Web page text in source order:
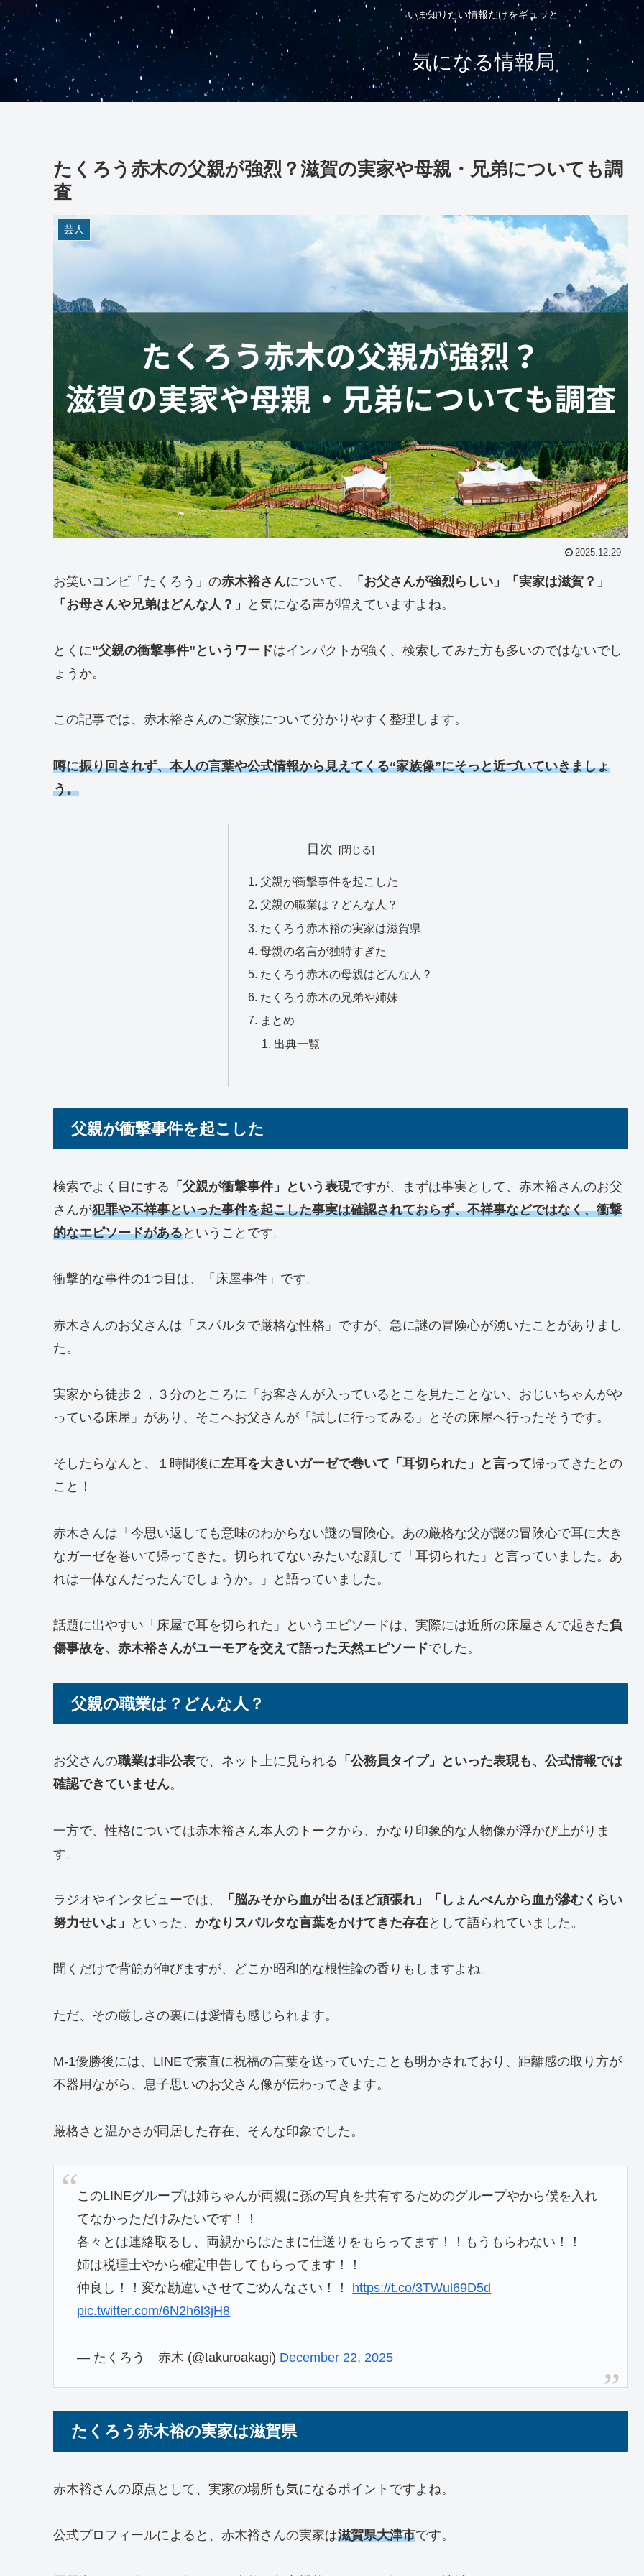
いま知りたい情報だけをギュッと
気になる情報局
たくろう赤木の父親が強烈？滋賀の実家や母親・兄弟についても調
査
芸人
2025.12.29
お笑いコンビ「たくろう」の赤木裕さんについて、
「お父さんが強烈らしい」「実家は滋賀？」
「お母さんや兄弟はどんな人？」
と気になる声が増えていますよね。
とくに“父親の衝撃事件”というワードはインパクトが強く、検索してみた方も多いのではないでし
ょうか。
この記事では、赤木裕さんのご家族について分かりやすく整理します。
噂に振り回されず、本人の言葉や公式情報から見えてくる“家族像”にそっと近づいていきましょ
う。
目次
父親が衝撃事件を起こした
父親の職業は？どんな人？
たくろう赤木裕の実家は滋賀県
母親の名言が独特すぎた
たくろう赤木の母親はどんな人？
たくろう赤木の兄弟や姉妹
まとめ
出典一覧
父親が衝撃事件を起こした
検索でよく目にする 「父親が衝撃事件」という表現ですが、まずは事実として、赤木裕さんのお父
さんが犯罪や不祥事といった事件を起こした事実は確認されておらず、不祥事などではなく、衝撃
的なエピソードがあるということです。
衝撃的な事件の1つ目は、「床屋事件」です。
赤木さんのお父さんは「スパルタで厳格な性格」ですが、急に謎の冒険心が湧いたことがありまし
た。
実家から徒歩２，３分のところに「お客さんが入っているとこを見たことない、おじいちゃんがや
っている床屋」があり、そこへお父さんが「試しに行ってみる」とその床屋へ行ったそうです。
そしたらなんと、１時間後に左耳を大きいガーゼで巻いて「耳切られた」と言って帰ってきたとの
こと！
赤木さんは「今思い返しても意味のわからない謎の冒険心。あの厳格な父が謎の冒険心で耳に大き
なガーゼを巻いて帰ってきた。切られてないみたいな顔して「耳切られた」と言っていました。あ
れは一体なんだったんでしょうか。」と語っていました。
話題に出やすい「床屋で耳を切られた」というエピソードは、実際には近所の床屋さんで起きた負
傷事故を、赤木裕さんがユーモアを交えて語った天然エピソードでした。
父親の職業は？どんな人？
お父さんの職業は非公表で、ネット上に見られる 「公務員タイプ」といった表現も、公式情報では
確認できていません。
一方で、性格については赤木裕さん本人のトークから、かなり印象的な人物像が浮かび上がりま
す。
ラジオやインタビューでは、
「脳みそから血が出るほど頑張れ」「しょんべんから血が滲むくらい
努力せいよ」
といった、 かなりスパルタな言葉をかけてきた存在として語られていました。
聞くだけで背筋が伸びますが、どこか昭和的な根性論の香りもしますよね。
ただ、その厳しさの裏には愛情も感じられます。
M-1優勝後には、LINEで素直に祝福の言葉を送っていたことも明かされており、距離感の取り方が
不器用ながら、息子思いのお父さん像が伝わってきます。
厳格さと温かさが同居した存在、そんな印象でした。
このLINEグループは姉ちゃんが両親に孫の写真を共有するためのグループやから僕を入れ
てなかっただけみたいです！！
各々とは連絡取るし、両親からはたまに仕送りをもらってます！！もうもらわない！！
姉は税理士やから確定申告してもらってます！！
仲良し！！変な勘違いさせてごめんなさい！！ https://t.co/3TWul69D5d
pic.twitter.com/6N2h6l3jH8
— たくろう 赤木 (@takuroakagi) December 22, 2025
たくろう赤木裕の実家は滋賀県
赤木裕さんの原点として、実家の場所も気になるポイントですよね。
公式プロフィールによると、赤木裕さんの実家は滋賀県大津市です。